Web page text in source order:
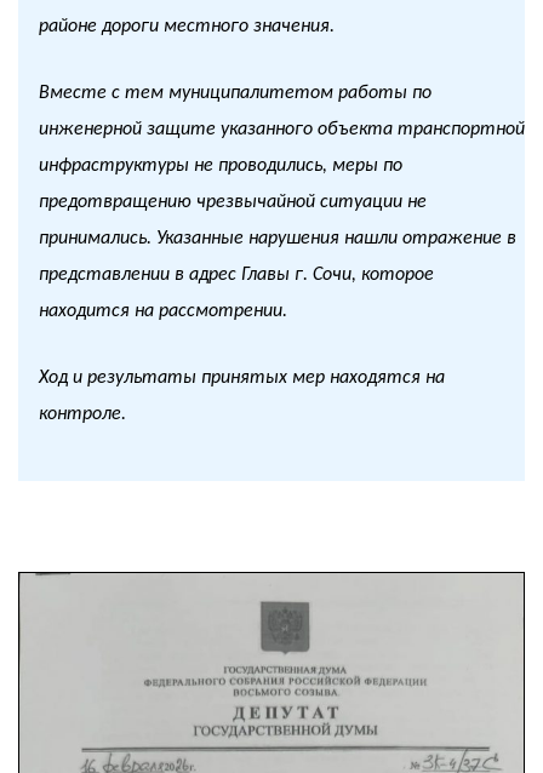
районе дороги местного значения.
Вместе с тем муниципалитетом работы по
инженерной защите указанного объекта транспортной
инфраструктуры не проводились, меры по
предотвращению чрезвычайной ситуации не
принимались. Указанные нарушения нашли отражение в
представлении в адрес Главы г. Сочи, которое
находится на рассмотрении.
Ход и результаты принятых мер находятся на
контроле.